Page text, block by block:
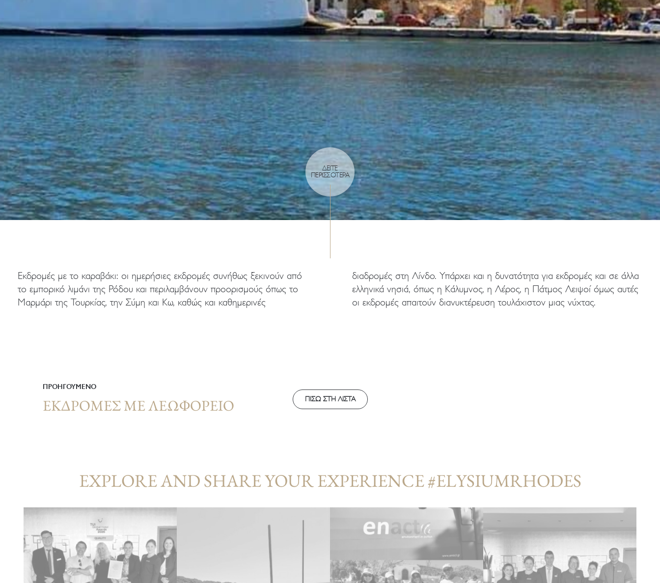
ΔΕΙΤΕ
ΠΕΡΙΣΣΟΤΕΡΑ
Εκδρομές με το καραβάκι: oι ημερήσιες εκδρομές συνήθως ξεκινούν από
το εμπορικό λιμάνι της Ρόδου και περιλαμβάνουν προορισμούς όπως το
Μαρμάρι της Τουρκίας, την Σύμη και Κω, καθώς και καθημερινές
διαδρομές στη Λίνδο. Υπάρχει και η δυνατότητα για εκδρομές και σε άλλα
ελληνικά νησιά, όπως η Κάλυμνος, η Λέρος, η Πάτμος Λειψοί όμως αυτές
οι εκδρομές απαιτούν διανυκτέρευση τουλάχιστον μιας νύχτας.
ΠΡΟΗΓΟΥΜΕΝΟ
ΕΚΔΡΟΜΈΣ ΜΕ ΛΕΩΦΟΡΕΊΟ ΠΙΣΩ ΣΤΗ ΛΙΣΤΑ
EXPLORE AND SHARE YOUR EXPERIENCE #ELYSIUMRHODES